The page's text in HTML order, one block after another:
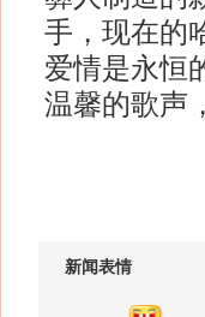
手，现在的
爱情是永恒
温馨的歌声
新闻表情